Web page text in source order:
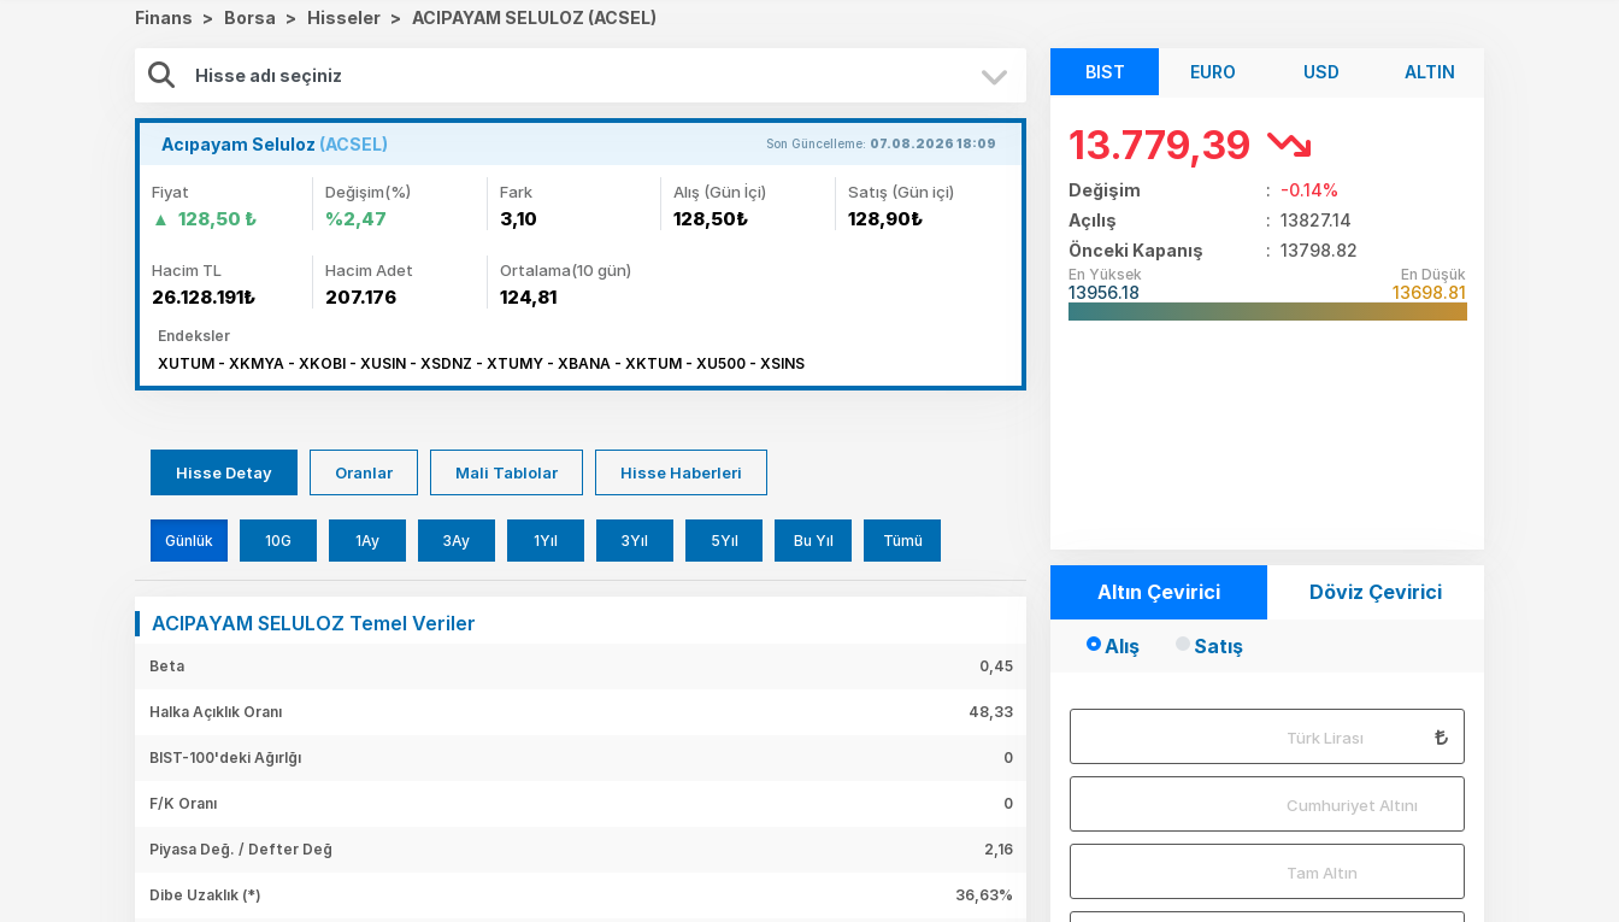
Finans > Borsa > Hisseler > ACIPAYAM SELULOZ (ACSEL)
Acıpayam Seluloz (ACSEL) Son Güncelleme: 07.08.2026 18:09
Fiyat
128,50 ₺
Değişim(%)
%2,47
Fark
3,10
Alış (Gün İçi)
128,50₺
Satış (Gün içi)
128,90₺
Hacim TL
26.128.191₺
Hacim Adet
207.176
Ortalama(10 gün)
124,81
Endeksler
XUTUM - XKMYA - XKOBI - XUSIN - XSDNZ - XTUMY - XBANA - XKTUM - XU500 - XSINS
Hisse Detay Oranlar Mali Tablolar Hisse Haberleri
Günlük 10G 1Ay 3Ay 1Yıl 3Yıl 5Yıl Bu Yıl Tümü
ACIPAYAM SELULOZ Temel Veriler
Beta 0,45
Halka Açıklık Oranı 48,33
BIST-100'deki Ağırlğı 0
F/K Oranı 0
Piyasa Değ. / Defter Değ 2,16
Dibe Uzaklık (*) 36,63%
BIST EURO USD ALTIN
13.779,39
Değişim : -0.14%
Açılış
: 13827.14
Önceki Kapanış
: 13798.82
En Yüksek
13956.18
En Düşük
13698.81
Altın Çevirici Döviz Çevirici
Alış Satış
Türk Lirası
Cumhuriyet Altını
Tam Altın